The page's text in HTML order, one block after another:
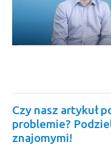
Czy nasz artykuł
problemie?
znajomymi!